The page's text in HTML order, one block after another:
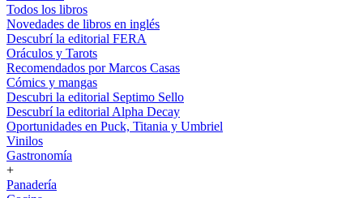
Todos los libros
Novedades de libros en inglés
Descubrí la editorial FERA
Oráculos y Tarots
Recomendados por Marcos Casas
Cómics y mangas
Descubri la editorial Septimo Sello
Descubrí la editorial Alpha Decay
Oportunidades en Puck, Titania y Umbriel
Vinilos
Gastronomía
+
Panadería